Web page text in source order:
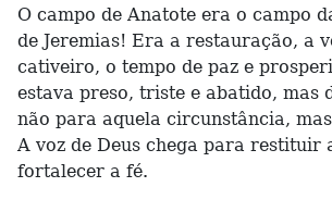
O campo de Anatote era o campo
de Jeremias! Era a restauração, a
cativeiro, o tempo de paz e
estava preso, triste e abatido, mas
não para aquela circunstância,
A voz de Deus chega para restituir
fortalecer a fé.